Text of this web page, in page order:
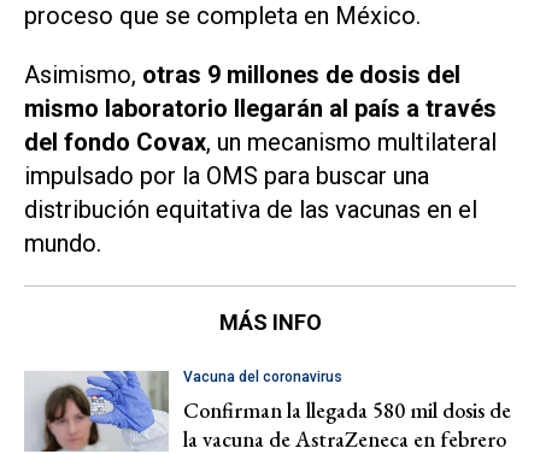
proceso que se completa en México.
Asimismo, otras 9 millones de dosis del
mismo laboratorio llegarán al país a través
del fondo Covax, un mecanismo multilateral
impulsado por la OMS para buscar una
distribución equitativa de las vacunas en el
mundo.
MÁS INFO
Vacuna del coronavirus
Confirman la llegada 580 mil dosis de
la vacuna de AstraZeneca en febrero